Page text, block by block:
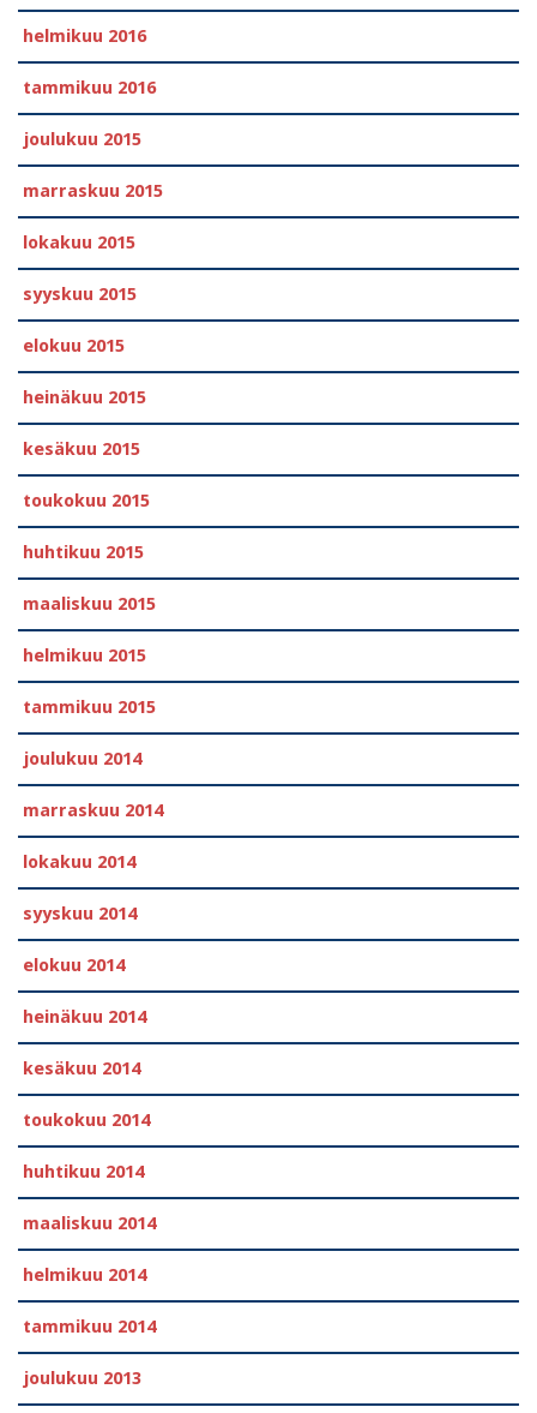
helmikuu 2016
tammikuu 2016
joulukuu 2015
marraskuu 2015
lokakuu 2015
syyskuu 2015
elokuu 2015
heinäkuu 2015
kesäkuu 2015
toukokuu 2015
huhtikuu 2015
maaliskuu 2015
helmikuu 2015
tammikuu 2015
joulukuu 2014
marraskuu 2014
lokakuu 2014
syyskuu 2014
elokuu 2014
heinäkuu 2014
kesäkuu 2014
toukokuu 2014
huhtikuu 2014
maaliskuu 2014
helmikuu 2014
tammikuu 2014
joulukuu 2013